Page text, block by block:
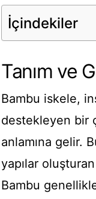
İçindekiler
Tanım ve
Bambu iskele,
destekleyen bir
anlamına gelir.
yapılar
Bambu